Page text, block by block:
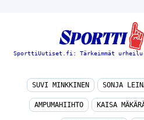
SporttiUutiset.fi: Tärkeimmät
SUVI MINKKINEN SONJA
AMPUMAHIIHTO KAISA